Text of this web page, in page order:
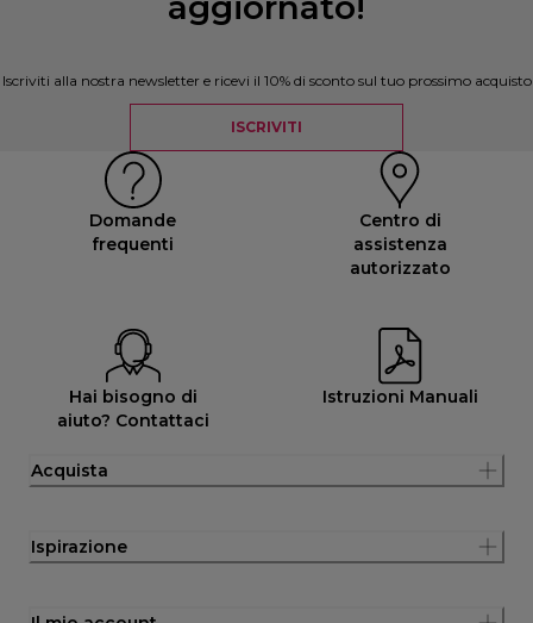
Iscriviti alla nostra newsletter e ricevi il 10% di sconto sul tuo prossimo acquisto
ISCRIVITI
Domande
frequenti
Centro di
assistenza
autorizzato
Hai bisogno di
aiuto? Contattaci
Istruzioni Manuali
Acquista
Ispirazione